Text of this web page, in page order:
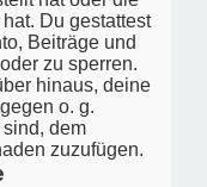
Du gestattest
Beiträge und
zu sperren.
hinaus, deine
o. g.
dem
zuzufügen.